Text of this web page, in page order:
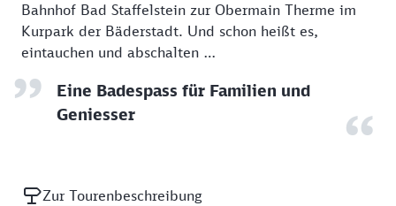
Bahnhof Bad Staffelstein zur Obermain Therme im
Kurpark der Bäderstadt. Und schon heißt es,
eintauchen und abschalten …
Eine Badespass für Familien und
Geniesser
Zur Tourenbeschreibung